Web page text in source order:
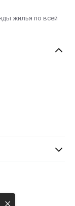
жилья по всей
×